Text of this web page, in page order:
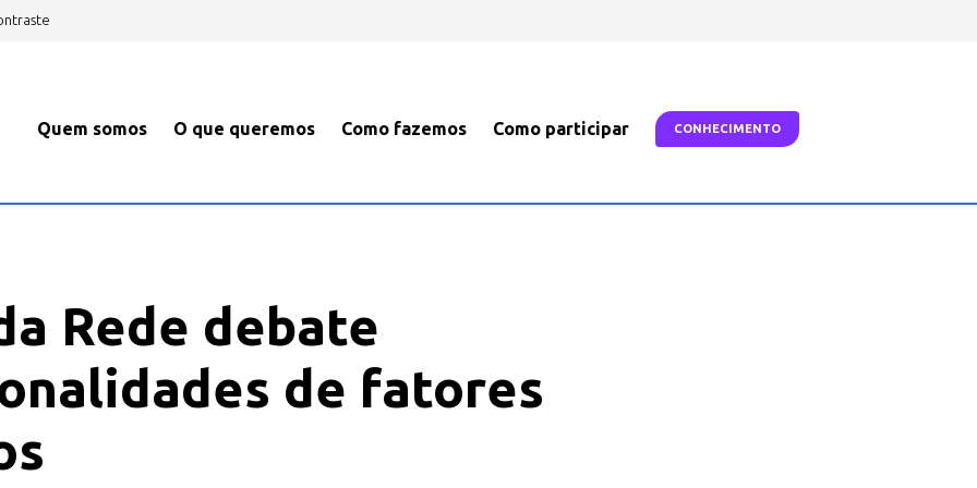
Quem somos O que queremos Como fazemos Como participar CONHECIMENTO
Rede debate
de fatores